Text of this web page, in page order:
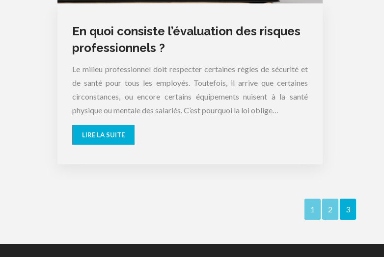
En quoi consiste l’évaluation des risques
professionnels ?
Le milieu professionnel doit respecter certaines règles de sécurité et
de santé pour tous les employés. Toutefois, il arrive que certaines
circonstances, ou encore certains équipements nuisent à la santé
physique ou mentale des salariés. C’est pourquoi la loi oblige…
LIRE LA SUITE
1 2 3